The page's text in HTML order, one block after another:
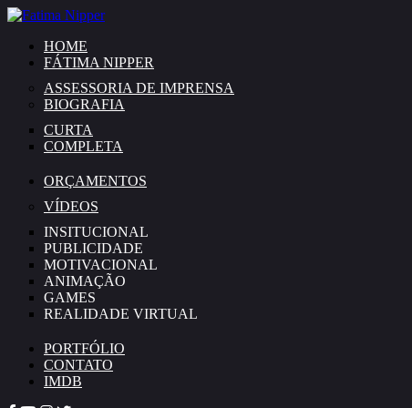
HOME
FÁTIMA NIPPER
ASSESSORIA DE IMPRENSA
BIOGRAFIA
CURTA
COMPLETA
ORÇAMENTOS
VÍDEOS
INSITUCIONAL
PUBLICIDADE
MOTIVACIONAL
ANIMAÇÃO
GAMES
REALIDADE VIRTUAL
PORTFÓLIO
CONTATO
IMDB